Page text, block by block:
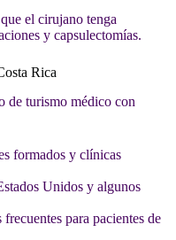
el cirujano tenga
y capsulectomías.
Rica
de turismo médico con
formados y clínicas
Unidos y algunos
para pacientes de